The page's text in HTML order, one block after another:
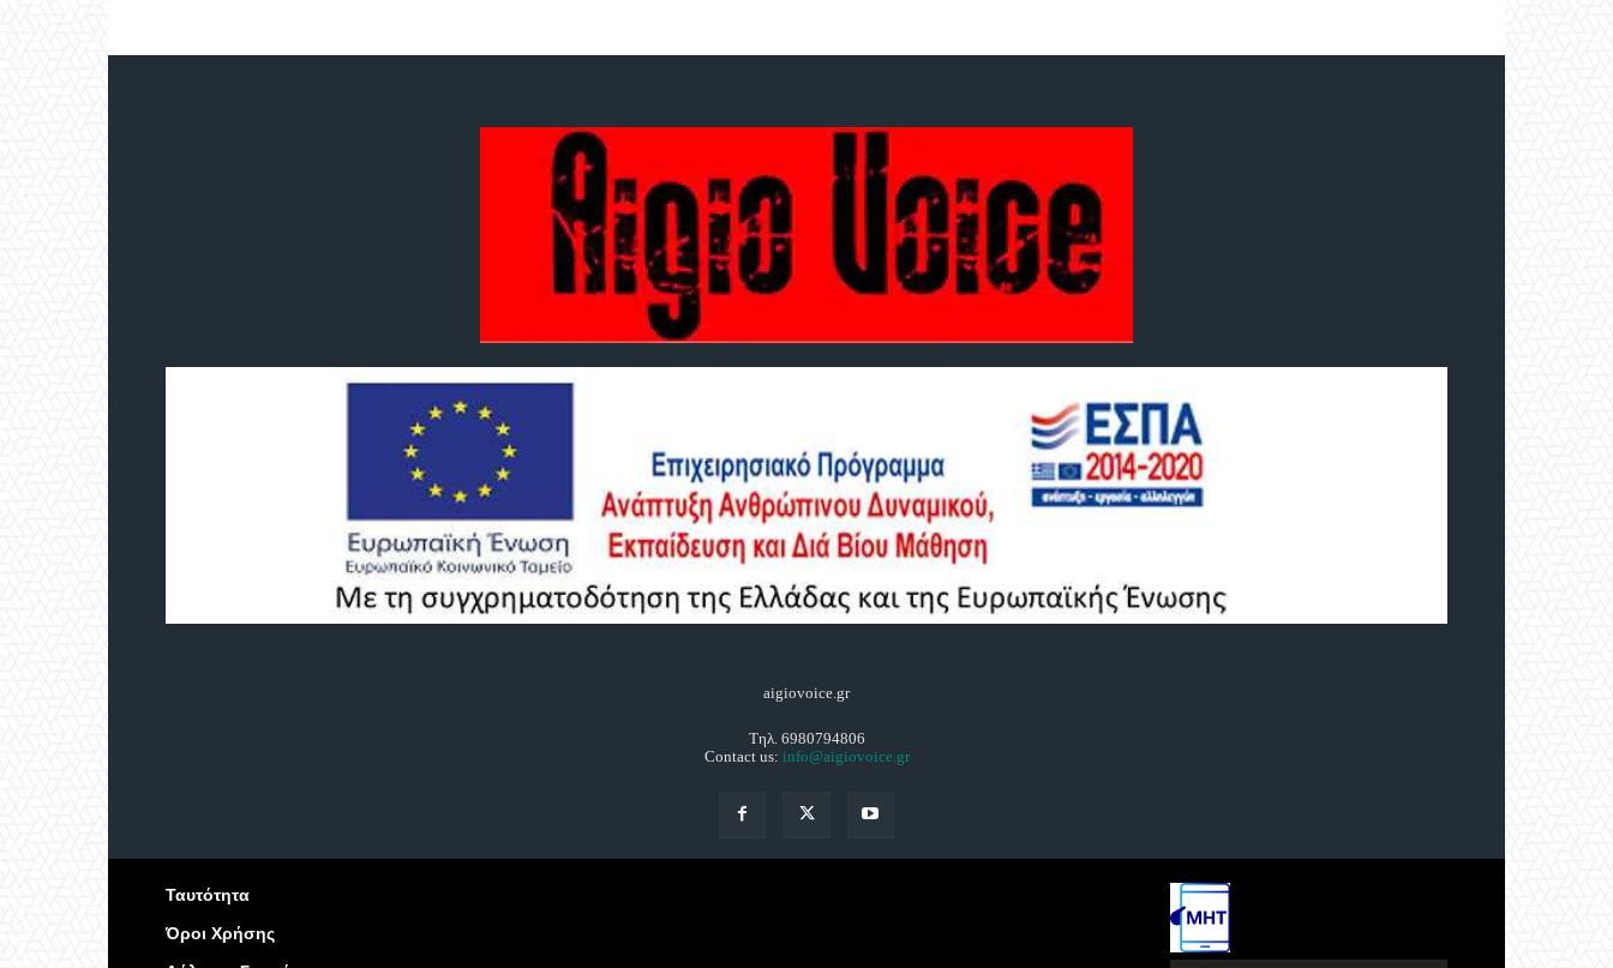
aigiovoice.gr
Τηλ. 6980794806
Contact us: info@aigiovoice.gr
Ταυτότητα
Όροι Χρήσης